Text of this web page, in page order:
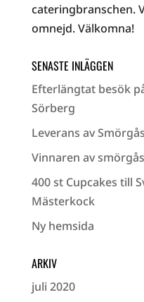
cateringbranschen.
omnejd. Välkomna!
SENASTE INLÄGGEN
Efterlängtat besök
Sörberg
Leverans av
Vinnaren av
400 st Cupcakes till
Mästerkock
Ny hemsida
ARKIV
juli 2020